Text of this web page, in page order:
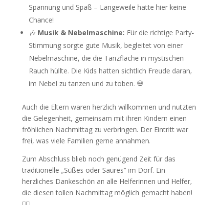
Spannung und Spaß – Langeweile hatte hier keine
Chance!
🎶 Musik & Nebelmaschine: Für die richtige Party-
Stimmung sorgte gute Musik, begleitet von einer
Nebelmaschine, die die Tanzfläche in mystischen
Rauch hüllte. Die Kids hatten sichtlich Freude daran,
im Nebel zu tanzen und zu toben. 💀
Auch die Eltern waren herzlich willkommen und nutzten
die Gelegenheit, gemeinsam mit ihren Kindern einen
fröhlichen Nachmittag zu verbringen. Der Eintritt war
frei, was viele Familien gerne annahmen.
Zum Abschluss blieb noch genügend Zeit für das
traditionelle „Süßes oder Saures“ im Dorf. Ein
herzliches Dankeschön an alle Helferinnen und Helfer,
die diesen tollen Nachmittag möglich gemacht haben!